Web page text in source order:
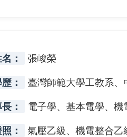
： 張峻榮
： 臺灣師範大學工教系
： 電子學、基本電學、
：
氣壓乙級、機電整合